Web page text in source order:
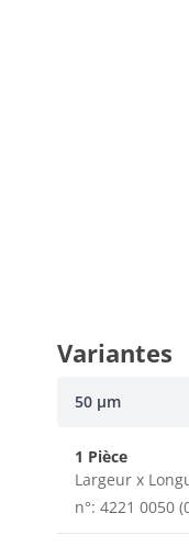
Variantes
50 µm
1 Pièce
Largeur x
n°: 4221 0050